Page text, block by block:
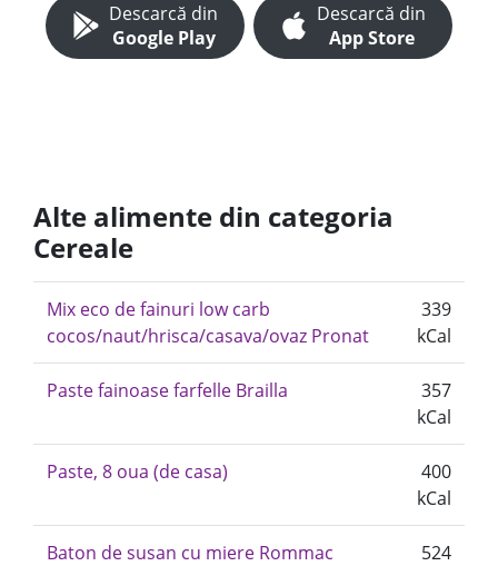
Descarcă din
Google Play
Descarcă din
App Store
Alte alimente din categoria
Cereale
Mix eco de fainuri low carb
cocos/naut/hrisca/casava/ovaz Pronat
339
kCal
Paste fainoase farfelle Brailla
357
kCal
Paste, 8 oua (de casa)
400
kCal
Baton de susan cu miere Rommac
524